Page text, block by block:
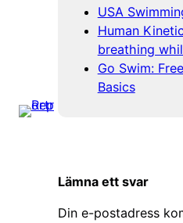
USA
Human
breathing
Go Swim:
Basics
Lämna ett svar
Din e-postadress